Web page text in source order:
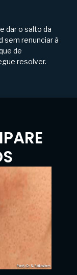
dar o salto da
sem renunciar à
de
resolver.